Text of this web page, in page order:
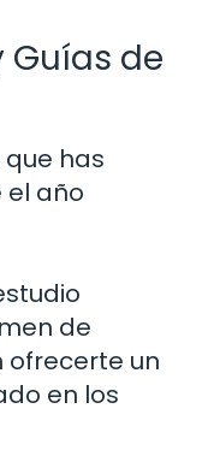
Guías de
que has
año
de
ofrecerte un
en los